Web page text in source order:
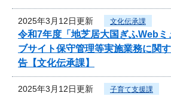
2025年3月12日更新 文化伝承課
令和7年度「地芝居大国ぎふWebミ
ブサイト保守管理等実施業務に関
告【文化伝承課】
2025年3月12日更新 子育て支援課